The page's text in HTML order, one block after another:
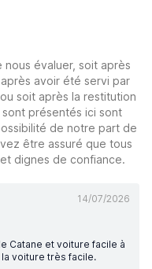
évaluer, soit après
avoir été servi par
soit après la restitution
présentés ici sont
de notre part de
être assuré que tous
dignes de confiance.
14/07/2026
Catane et voiture facile à
voiture très facile.